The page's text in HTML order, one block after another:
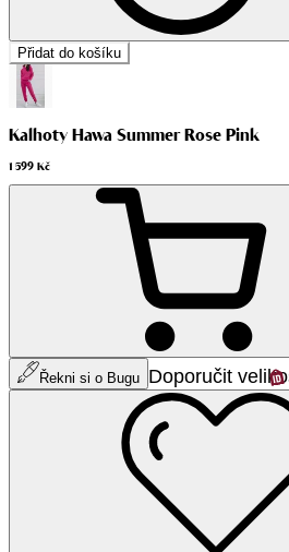
Přidat do košíku
Kalhoty Hawa Summer Rose Pink
1 599 Kč
Řekni si o Bugu Doporučit